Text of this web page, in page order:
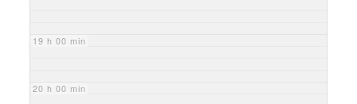
19 h 00 min
20 h 00 min